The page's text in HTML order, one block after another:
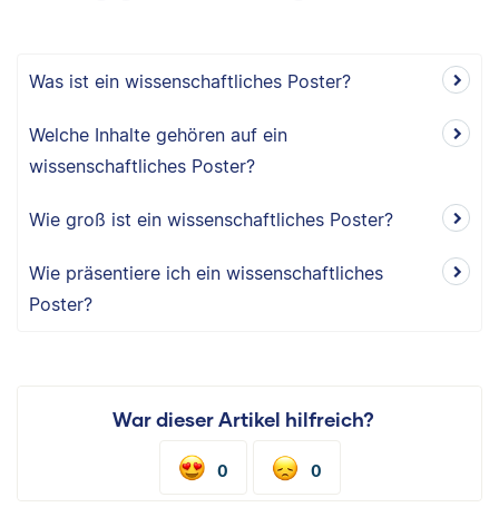
Was ist ein wissenschaftliches Poster?
Welche Inhalte gehören auf ein
wissenschaftliches Poster?
Wie groß ist ein wissenschaftliches Poster?
Wie präsentiere ich ein wissenschaftliches
Poster?
War dieser Artikel hilfreich?
0 0